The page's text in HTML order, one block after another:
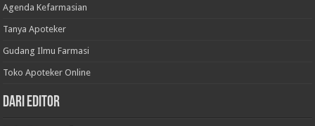
Agenda Kefarmasian
Tanya Apoteker
Gudang Ilmu Farmasi
Toko Apoteker Online
Dari Editor